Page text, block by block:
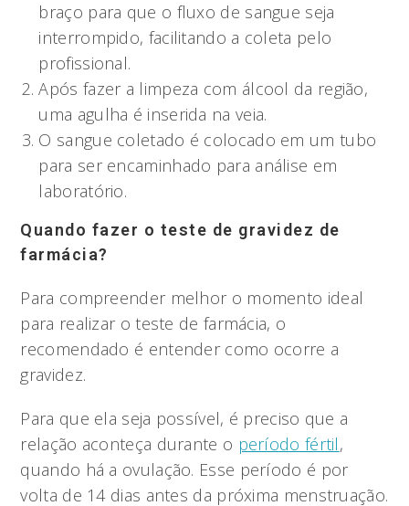
braço para que o fluxo de sangue seja
interrompido, facilitando a coleta pelo
profissional.
Após fazer a limpeza com álcool da região,
uma agulha é inserida na veia.
O sangue coletado é colocado em um tubo
para ser encaminhado para análise em
laboratório.
Quando fazer o teste de gravidez de
farmácia?
Para compreender melhor o momento ideal
para realizar o teste de farmácia, o
recomendado é entender como ocorre a
gravidez.
Para que ela seja possível, é preciso que a
relação aconteça durante o período fértil,
quando há a ovulação. Esse período é por
volta de 14 dias antes da próxima menstruação.